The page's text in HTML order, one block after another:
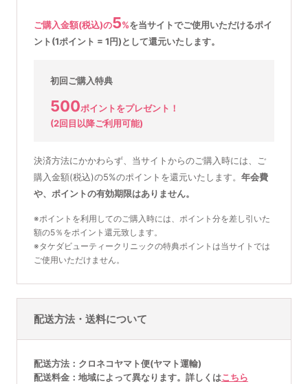
ご購入金額(税込)の5%を当サイトでご使用いただけるポイ
ント(1ポイント = 1円)として還元いたします。
初回ご購入特典
500ポイントをプレゼント！
(2回目以降ご利用可能)
決済方法にかかわらず、当サイトからのご購入時には、ご
購入金額(税込)の5%のポイントを還元いたします。 年会費
や、ポイントの有効期限はありません。
※ポイントを利用してのご購入時には、ポイント分を差し引いた
額の5％をポイント還元致します。
※タケダビューティークリニックの特典ポイントは当サイトでは
ご使用いただけません。
配送方法・送料について
配送方法
クロネコヤマト便(ヤマト運輸)
配送料金
地域によって異なります。詳しくはこちら